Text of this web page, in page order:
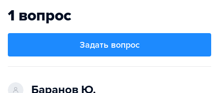
1 вопрос
Задать вопрос
Баранов Ю.